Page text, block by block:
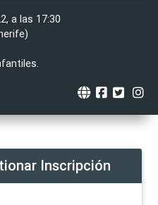
a las 17:30
Inscripción